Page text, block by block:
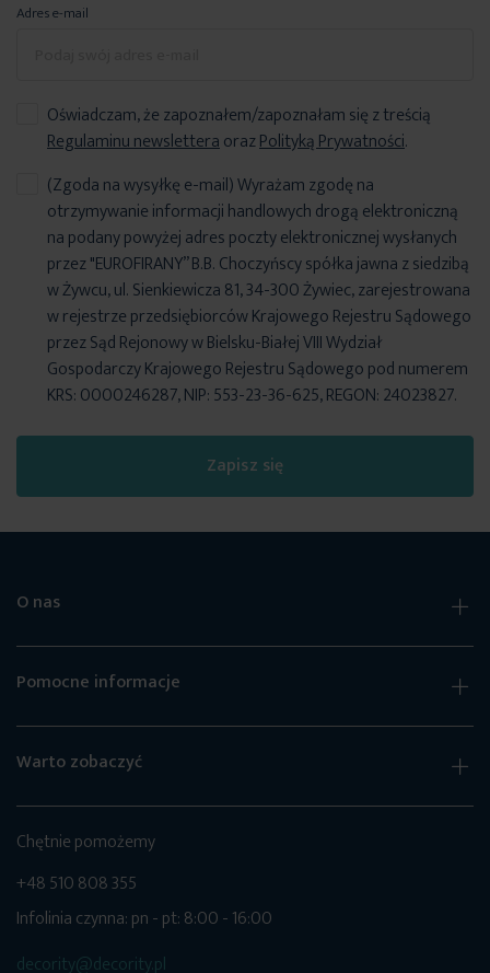
Adres e-mail
Oświadczam, że zapoznałem/zapoznałam się z treścią
Regulaminu newsletteraorazPolityką Prywatności.
Zapisz się
(Zgoda na wysyłkę e-mail) Wyrażam zgodę na
otrzymywanie informacji handlowych drogą elektroniczną
na podany powyżej adres poczty elektronicznej wysłanych
przez "EUROFIRANY” B.B. Choczyńscy spółka jawna z siedzibą
w Żywcu, ul. Sienkiewicza 81, 34-300 Żywiec, zarejestrowana
w rejestrze przedsiębiorców Krajowego Rejestru Sądowego
przez Sąd Rejonowy w Bielsku-Białej VIII Wydział
Gospodarczy Krajowego Rejestru Sądowego pod numerem
KRS: 0000246287, NIP: 553-23-36-625, REGON: 24023827.
O nas
Pomocne informacje
Warto zobaczyć
Chętnie pomożemy
+48 510 808 355
Infolinia czynna: pn - pt: 8:00 - 16:00
decority@decority.pl